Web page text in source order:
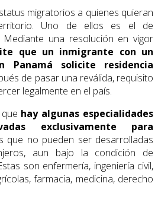
migratorios a quienes quieran
Uno de ellos es el de
Mediante una resolución en vigor
que un inmigrante con un
Panamá
solicite residencia
de pasar una reválida, requisito
legalmente en el país.
hay algunas especialidades
exclusivamente para
que no pueden ser desarrolladas
aun bajo la condición de
son enfermería, ingeniería civil,
farmacia, medicina, derecho